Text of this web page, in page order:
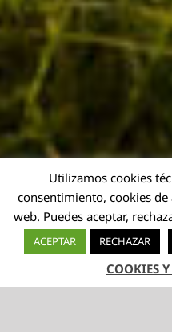
Utilizamos cookies
consentimiento, cookies
web. Puedes aceptar,
ACEPTAR RECHAZAR
COOKIES